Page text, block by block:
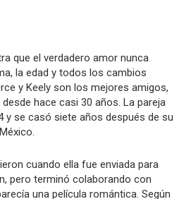
que el verdadero amor nunca
la edad y todos los cambios
y Keely son los mejores amigos,
hace casi 30 años. La pareja
y se casó siete años después de su
cuando ella fue enviada para
pero terminó colaborando con
una película romántica. Según